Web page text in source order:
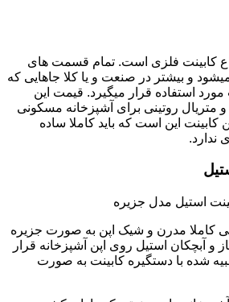
کابینت فلزی است. تمام قسمت های
و بیشتر در صنعت و یا کلا جاهایی که
استفاده قرار میگیرد. قیمت این
متریال روتینی برای آشپزخانه مسکونی
کابینت این است که باید کاملا ساده
ندارد.
استیل مدل جزیره
کاملا مدرن و شیک اپن به صورت جزیره
و آبچکان استیل روی اپن آشپزخانه قرار
شده با دستگیره کابینت به صورت